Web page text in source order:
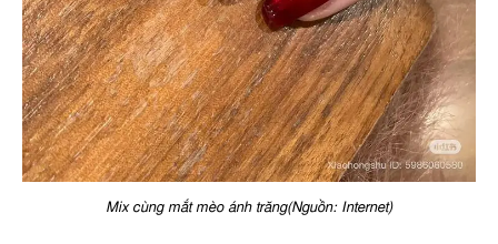
Mix cùng mắt mèo ánh trăng(Nguồn: Internet)